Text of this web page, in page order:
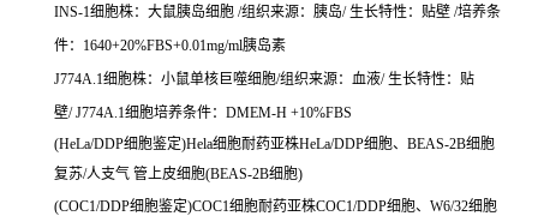
INS-1细胞株：大鼠胰岛细胞 /组织来源：胰岛/ 生长特性：贴壁 /培养条
件：1640+20%FBS+0.01mg/ml胰岛素
J774A.1细胞株：小鼠单核巨噬细胞/组织来源：血液/ 生长特性：贴
壁/ J774A.1细胞培养条件：DMEM-H +10%FBS
(HeLa/DDP细胞鉴定)Hela细胞耐药亚株HeLa/DDP细胞、BEAS-2B细胞
复苏/人支气 管上皮细胞(BEAS-2B细胞)
(COC1/DDP细胞鉴定)COC1细胞耐药亚株COC1/DDP细胞、W6/32细胞